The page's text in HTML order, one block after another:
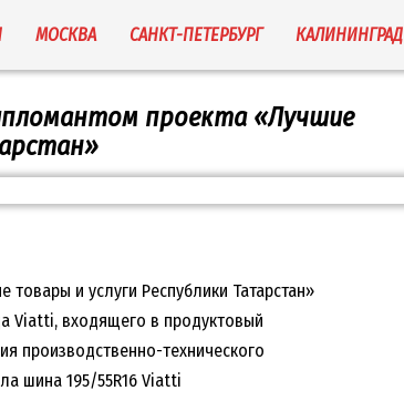
МОСКВА САНКТ-ПЕТЕРБУРГ КАЛИНИНГРАД
проекта «Лучшие
и услуги Республики Татарстан»
Viatti, входящего в продуктовый
производственно-технического
шина 195/55R16 Viatti